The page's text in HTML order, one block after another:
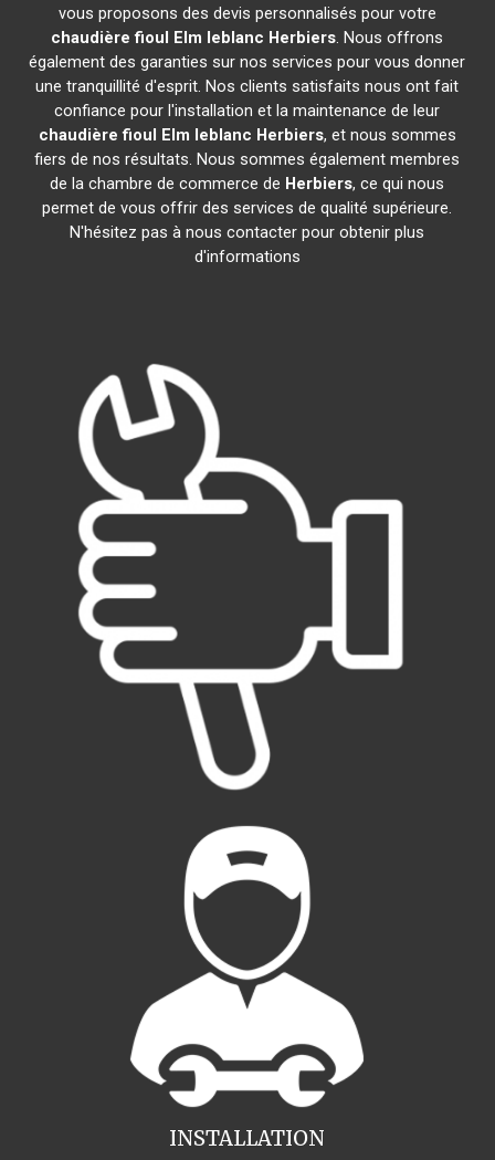
vous proposons des devis personnalisés pour votre
chaudière fioul Elm leblanc Herbiers. Nous offrons
également des garanties sur nos services pour vous donner
une tranquillité d'esprit. Nos clients satisfaits nous ont fait
confiance pour l'installation et la maintenance de leur
chaudière fioul Elm leblanc Herbiers, et nous sommes
fiers de nos résultats. Nous sommes également membres
de la chambre de commerce de Herbiers, ce qui nous
permet de vous offrir des services de qualité supérieure.
N'hésitez pas à nous contacter pour obtenir plus
d'informations
INSTALLATION